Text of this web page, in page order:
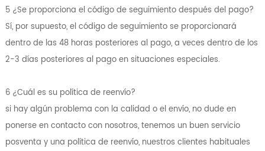
5 ¿Se proporciona el código de seguimiento después del pago?
Sí, por supuesto, el código de seguimiento se proporcionará
dentro de las 48 horas posteriores al pago, a veces dentro de los
2-3 días posteriores al pago en situaciones especiales.
6 ¿Cuál es su política de reenvío?
si hay algún problema con la calidad o el envío, no dude en
ponerse en contacto con nosotros, tenemos un buen servicio
posventa y una política de reenvío, nuestros clientes habituales